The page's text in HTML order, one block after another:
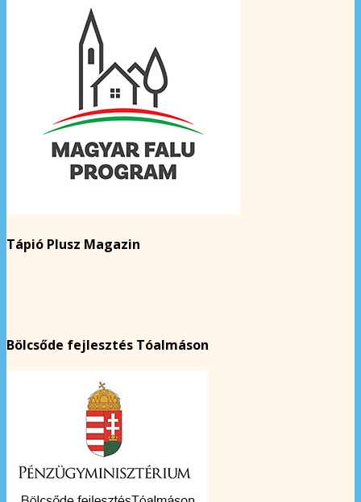
Tápió Plusz Magazin
Bölcsőde fejlesztés Tóalmáson